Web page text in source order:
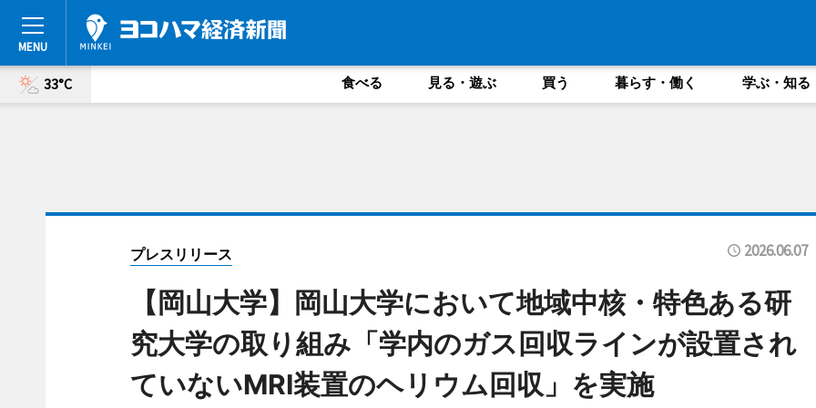
33°C 食べる 見る・遊ぶ 買う 暮らす・働く 学ぶ・知る
プレスリリース 2026.06.07
【岡山大学】岡山大学において地域中核・特色ある研
究大学の取り組み「学内のガス回収ラインが設置され
ていないMRI装置のヘリウム回収」を実施